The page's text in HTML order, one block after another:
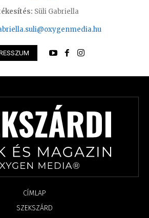
Süli Gabriella
CÍMLAP
SZEKSZÁRD